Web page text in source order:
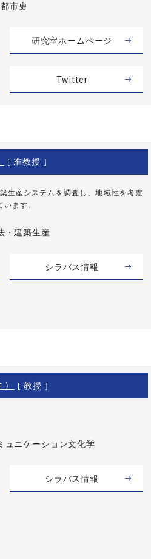
市史
研究室ホームページ
Twitter
[ 准教授 ]
生産システムを調査し、地域性を考慮
ます。
・建築生産
シラバス情報
[ 教授 ]
ュニケーション文化学
シラバス情報